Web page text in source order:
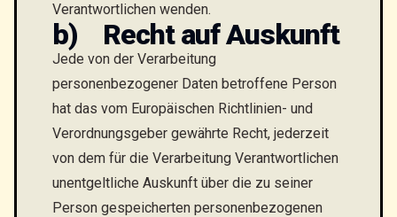
Verantwortlichen wenden.
b) Recht auf Auskunft
Jede von der Verarbeitung
personenbezogener Daten betroffene Person
hat das vom Europäischen Richtlinien- und
Verordnungsgeber gewährte Recht, jederzeit
von dem für die Verarbeitung Verantwortlichen
unentgeltliche Auskunft über die zu seiner
Person gespeicherten personenbezogenen